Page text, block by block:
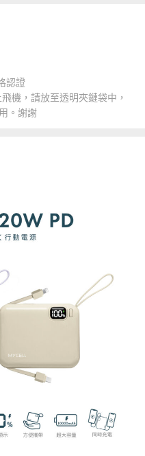
認證
機，請放至透明夾鏈袋中，
。謝謝